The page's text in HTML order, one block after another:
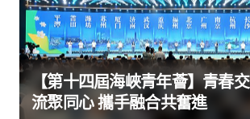
【第十四屆海峽青年薈】青春交
流聚同心 攜手融合共奮進